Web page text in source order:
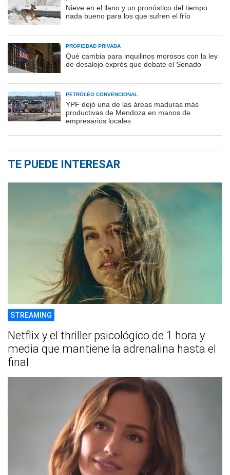
Nieve en el llano y un pronóstico del tiempo
nada bueno para los que sufren el frío
PROPIEDAD PRIVADA
Qué cambia para inquilinos morosos con la ley
de desalojo exprés que debate el Senado
PETRÓLEO CONVENCIONAL
YPF dejó una de las áreas maduras más
productivas de Mendoza en manos de
empresarios locales
TE PUEDE INTERESAR
STREAMING
Netflix y el thriller psicológico de 1 hora y
media que mantiene la adrenalina hasta el
final